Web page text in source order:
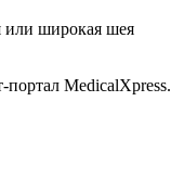
или широкая шея
MedicalXpress.